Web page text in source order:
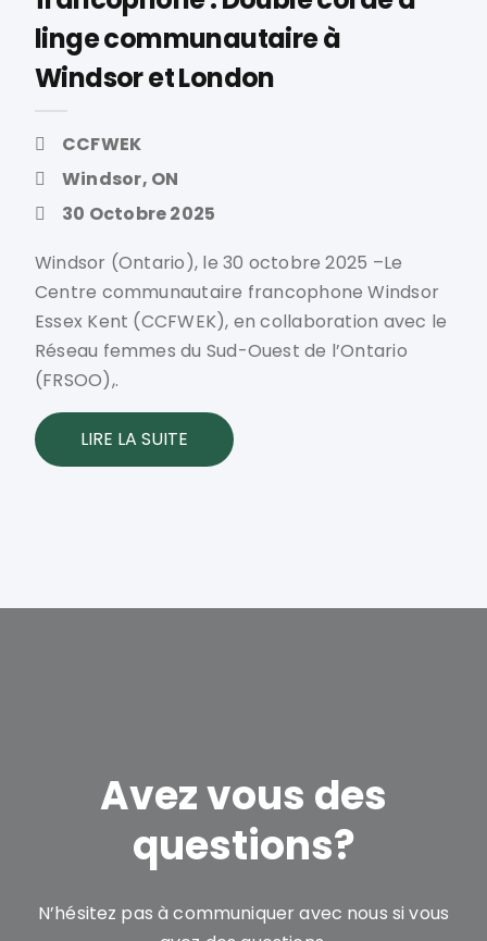
linge communautaire à
Windsor et London
CCFWEK
Windsor, ON
30 Octobre 2025
Windsor (Ontario), le 30 octobre 2025 –Le
Centre communautaire francophone Windsor
Essex Kent (CCFWEK), en collaboration avec le
Réseau femmes du Sud-Ouest de l’Ontario
(FRSOO),.
LIRE LA SUITE
Avez vous des
questions?
N’hésitez pas à communiquer avec nous si vous